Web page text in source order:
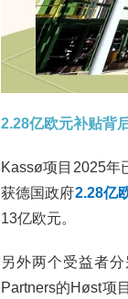
2.28亿欧元补贴背
Kassø项目2025年
获德国政府2.28亿
13亿欧元。
另外两个受益者分
Partners的Høst项